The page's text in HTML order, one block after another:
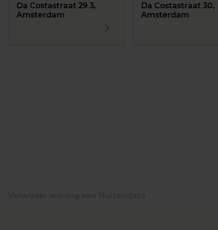
Da Costastraat 29 3,
Amsterdam
Da Costastraat 30,
Amsterdam